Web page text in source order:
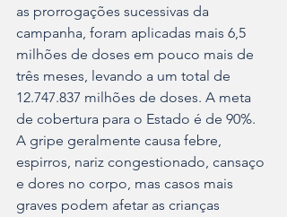
as prorrogações sucessivas da
campanha, foram aplicadas mais 6,5
milhões de doses em pouco mais de
três meses, levando a um total de
12.747.837 milhões de doses. A meta
de cobertura para o Estado é de 90%.
A gripe geralmente causa febre,
espirros, nariz congestionado, cansaço
e dores no corpo, mas casos mais
graves podem afetar as crianças